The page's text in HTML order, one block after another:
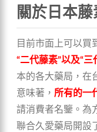
關於日本
目前市面上可以買
“二代藤素”以及“三
本的各大藥局，在
意味著， 所有的一
請消費者名鑒。為
聯合久愛藥局開設